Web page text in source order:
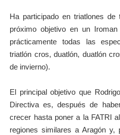
Ha participado en triatlones
próximo objetivo en un
prácticamente todas las
triatlón cros, duatlón, duatlón
de invierno).
El principal objetivo que
Directiva es, después de
crecer hasta poner a la FATRI
regiones similares a Aragón